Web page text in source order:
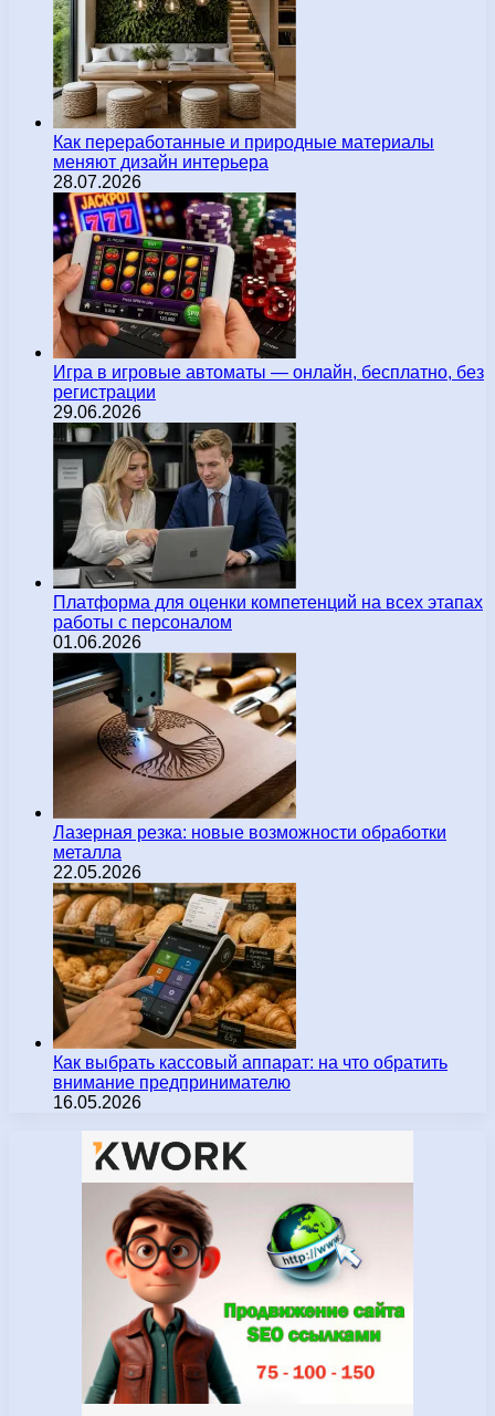
Как переработанные и природные материалы
меняют дизайн интерьера
28.07.2026
Игра в игровые автоматы — онлайн, бесплатно, без
регистрации
29.06.2026
Платформа для оценки компетенций на всех этапах
работы с персоналом
01.06.2026
Лазерная резка: новые возможности обработки
металла
22.05.2026
Как выбрать кассовый аппарат: на что обратить
внимание предпринимателю
16.05.2026